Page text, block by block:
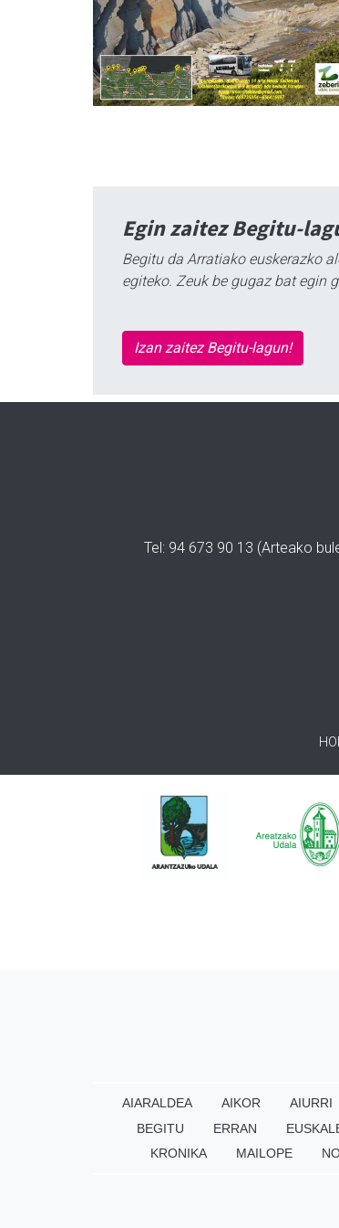
Egin zaitez Begitu-
Begitu da Arratiako euskerazko
egiteko. Zeuk be gugaz bat egin
Izan zaitez Begitu-lagun!
Tel: 94 673 90 13 (Arteako
AIARALDEA AIKOR AIURRI
BEGITU
ERRAN
KRONIKA
MAILOPE